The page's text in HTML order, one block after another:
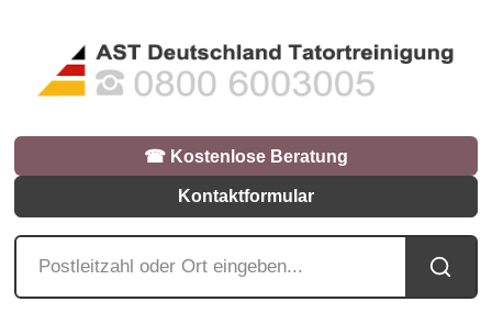
☎︎ Kostenlose Beratung
Kontaktformular